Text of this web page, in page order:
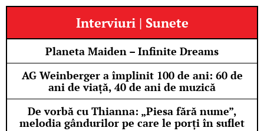
Interviuri | Sunete
Planeta Maiden – Infinite Dreams
AG Weinberger a împlinit 100 de ani: 60 de
ani de viață, 40 de ani de muzică
De vorbă cu Thianna: „Piesa fără nume”,
melodia gândurilor pe care le porți în suflet